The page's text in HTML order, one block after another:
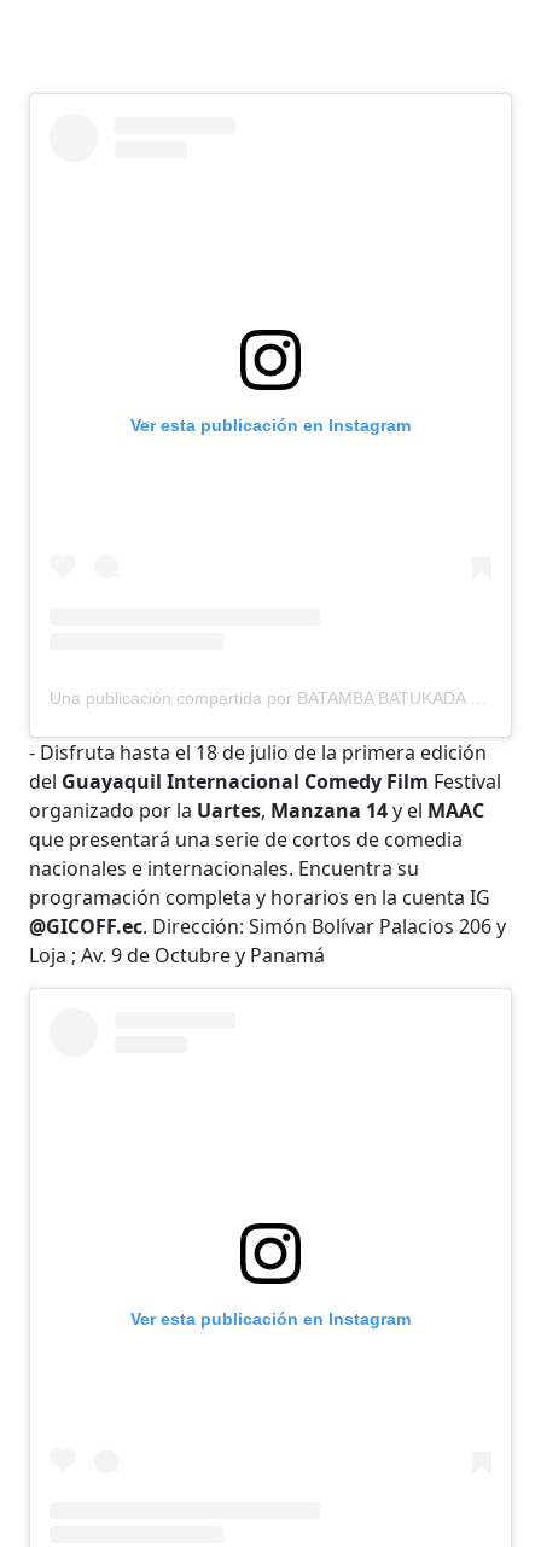
Ver esta publicación en Instagram
- Disfruta hasta el 18 de julio de la primera edición
del Guayaquil Internacional Comedy Film Festival
organizado por la Uartes, Manzana 14y el MAAC
que presentará una serie de cortos de comedia
nacionales e internacionales. Encuentra su
programación completa y horarios en la cuenta IG
@GICOFF.ec. Dirección: Simón Bolívar Palacios 206 y
Loja ; Av. 9 de Octubre y Panamá
Ver esta publicación en Instagram